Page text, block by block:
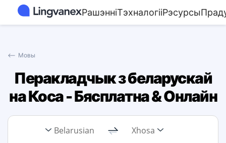
РашэнніТэхналогііРэсурсы
⟵ Мовы
Перакладчык з беларускай
на Коса - Бясплатна & Онлайн
Belarusian Xhosa